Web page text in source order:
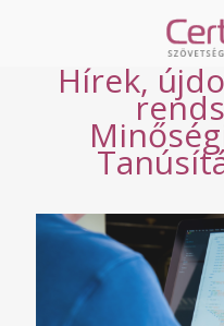
Hírek,